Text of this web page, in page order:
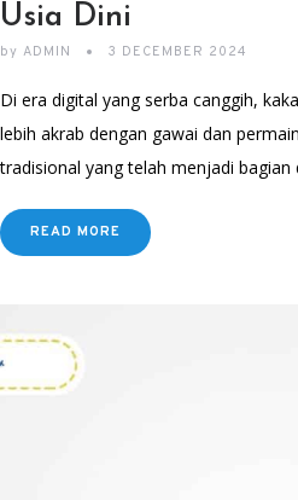
Usia Dini
by ADMIN 3 DECEMBER 2024
Di era digital yang serba canggih,
lebih akrab dengan gawai dan
tradisional yang telah menjadi bagian
READ MORE